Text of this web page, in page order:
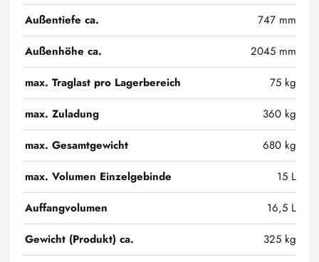
Außentiefe ca.
747 mm
Außenhöhe ca.
2045 mm
max. Traglast pro Lagerbereich
75 kg
max. Zuladung
360 kg
max. Gesamtgewicht
680 kg
max. Volumen Einzelgebinde
15 L
Auffangvolumen
16,5 L
Gewicht (Produkt) ca.
325 kg